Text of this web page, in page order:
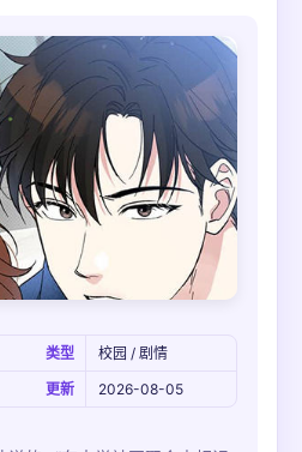
类型
校园 / 剧情
更新 2026-08-05